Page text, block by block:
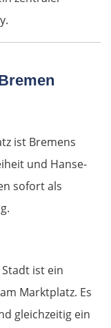
ist Bremens
und Hanse-
sofort als
ist ein
Marktplatz. Es
gleichzeitig ein